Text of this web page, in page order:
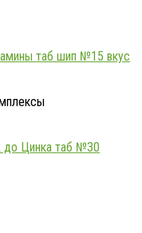
таб шип №15 вкус